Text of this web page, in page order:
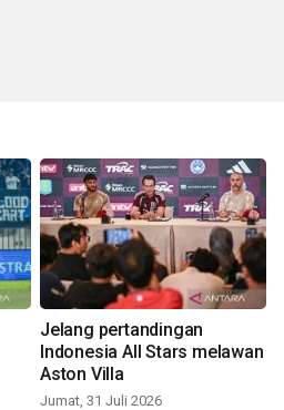
Jelang pertandingan
Indonesia All Stars melawan
Aston Villa
Jumat, 31 Juli 2026